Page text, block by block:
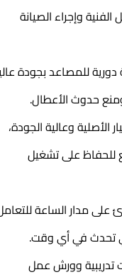
وإجراء الصيانة
للمصاعد بجودة عالية،
حدوث الأعطال.
وعالية الجودة،
على تشغيل
مدار الساعة للتعامل
تحدث في أي وقت.
وورش عمل